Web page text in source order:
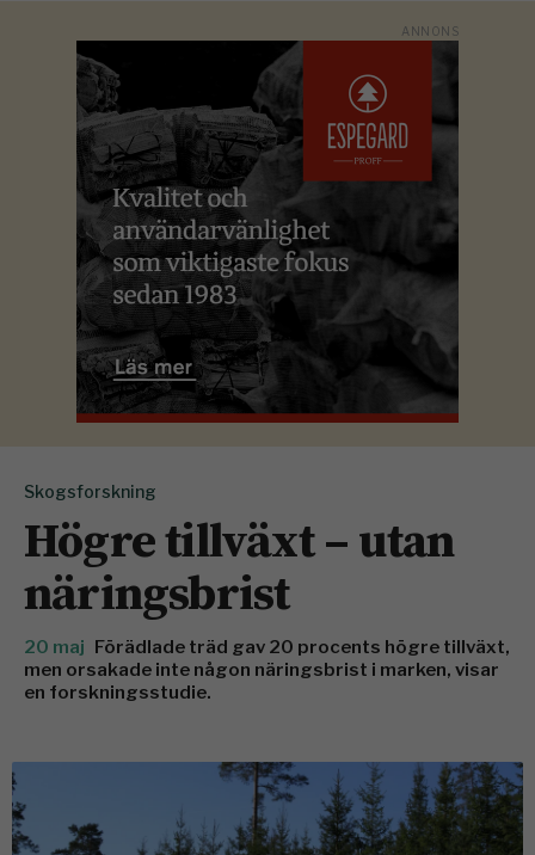
Skogsforskning
Högre tillväxt – utan
näringsbrist
20 maj Förädlade träd gav 20 procents högre tillväxt,
men orsakade inte någon näringsbrist i marken, visar
en forskningsstudie.